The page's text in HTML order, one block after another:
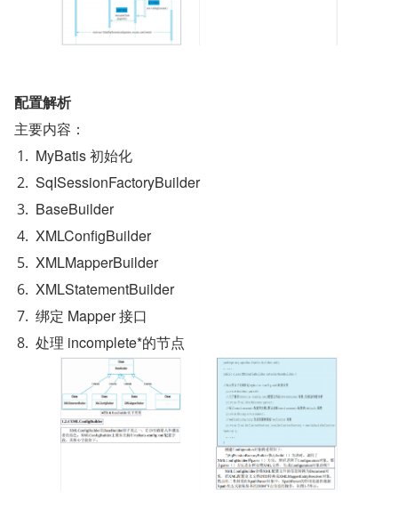
配置解析
主要内容：
MyBatis 初始化
SqISessionFactoryBuilder
BaseBuilder
XMLConfigBuilder
XMLMapperBuilder
XMLStatementBuilder
绑定 Mapper 接口
处理 incomplete*的节点